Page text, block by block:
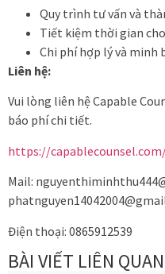
Quy trình tư vấn và
Tiết kiệm thời gian
Chi phí hợp lý và minh
Liên hệ:
Vui lòng liên hệ Capable
báo phí chi tiết.
https://
Mail:
Điện thoại: 0865912539
BÀI VIẾT LIÊN QUAN